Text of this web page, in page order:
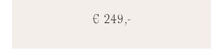
€ 249,-